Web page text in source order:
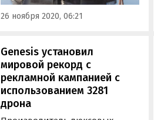
Хоккенхаймринге в Германии
на протяжении 55 минут и в…
26 ноября 2020, 06:21
Genesis установил
мировой рекорд с
рекламной кампанией с
использованием 3281
дрона